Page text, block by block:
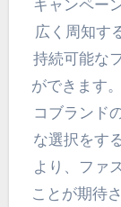
キャンペー
広く周知す
持続可能な
ができます
コブランド
な選択をす
より、ファ
ことが期待